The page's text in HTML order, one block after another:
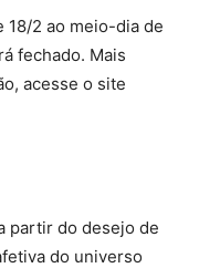
18/2 ao meio-dia de
fechado. Mais
acesse o site
partir do desejo de
do universo